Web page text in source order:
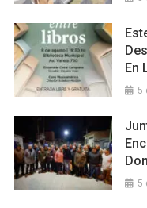
En
5
5